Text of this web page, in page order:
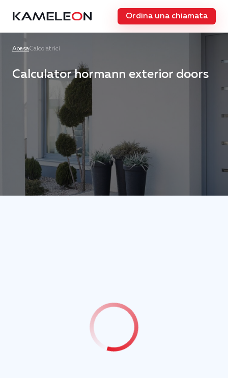
Ordina una chiamata
AcasaCalcolatrici
Calculator hormann exterior doors